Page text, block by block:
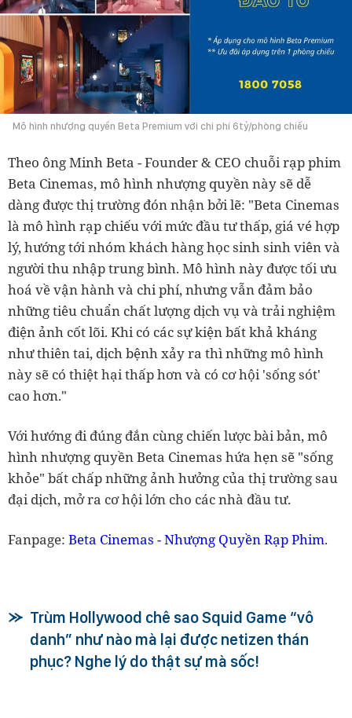
Mô hình nhượng quyền Beta Premium với chi phí 6tỷ/phòng chiếu
Theo ông Minh Beta - Founder & CEO chuỗi rạp phim
Beta Cinemas, mô hình nhượng quyền này sẽ dễ
dàng được thị trường đón nhận bởi lẽ: "Beta Cinemas
là mô hình rạp chiếu với mức đầu tư thấp, giá vé hợp
lý, hướng tới nhóm khách hàng học sinh sinh viên và
người thu nhập trung bình. Mô hình này được tối ưu
hoá về vận hành và chi phí, nhưng vẫn đảm bảo
những tiêu chuẩn chất lượng dịch vụ và trải nghiệm
điện ảnh cốt lõi. Khi có các sự kiện bất khả kháng
như thiên tai, dịch bệnh xảy ra thì những mô hình
này sẽ có thiệt hại thấp hơn và có cơ hội 'sống sót'
cao hơn."
Với hướng đi đúng đắn cùng chiến lược bài bản, mô
hình nhượng quyền Beta Cinemas hứa hẹn sẽ "sống
khỏe" bất chấp những ảnh hưởng của thị trường sau
đại dịch, mở ra cơ hội lớn cho các nhà đầu tư.
Fanpage: Beta Cinemas - Nhượng Quyền Rạp Phim.
Trùm Hollywood chê sao Squid Game “vô
danh” như nào mà lại được netizen thán
phục? Nghe lý do thật sự mà sốc!